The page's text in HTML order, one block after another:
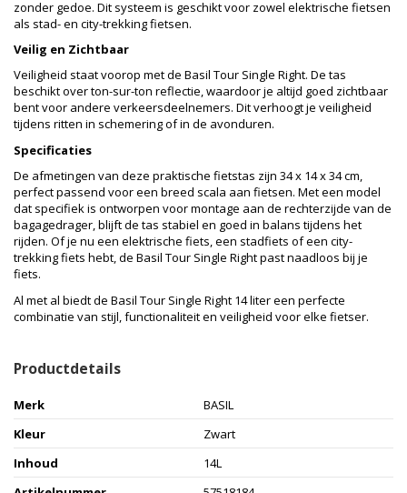
zonder gedoe. Dit systeem is geschikt voor zowel elektrische fietsen
als stad- en city-trekking fietsen.
Veilig en Zichtbaar
Veiligheid staat voorop met de Basil Tour Single Right. De tas
beschikt over ton-sur-ton reflectie, waardoor je altijd goed zichtbaar
bent voor andere verkeersdeelnemers. Dit verhoogt je veiligheid
tijdens ritten in schemering of in de avonduren.
Specificaties
De afmetingen van deze praktische fietstas zijn 34 x 14 x 34 cm,
perfect passend voor een breed scala aan fietsen. Met een model
dat specifiek is ontworpen voor montage aan de rechterzijde van de
bagagedrager, blijft de tas stabiel en goed in balans tijdens het
rijden. Of je nu een elektrische fiets, een stadfiets of een city-
trekking fiets hebt, de Basil Tour Single Right past naadloos bij je
fiets.
Al met al biedt de Basil Tour Single Right 14 liter een perfecte
combinatie van stijl, functionaliteit en veiligheid voor elke fietser.
Productdetails
Merk
BASIL
Kleur
Zwart
Inhoud
14L